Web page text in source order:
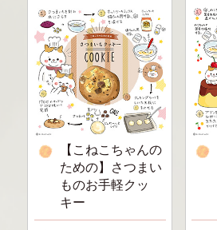
【こねこちゃんの
ための】さつまい
ものお手軽クッ
キー